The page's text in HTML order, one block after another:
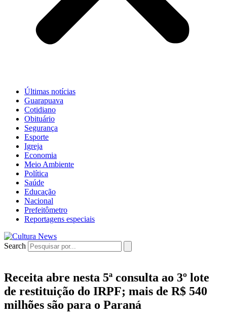
Últimas notícias
Guarapuava
Cotidiano
Obituário
Segurança
Esporte
Igreja
Economia
Meio Ambiente
Política
Saúde
Educação
Nacional
Prefeitômetro
Reportagens especiais
Search
Receita abre nesta 5ª consulta ao 3º lote
de restituição do IRPF; mais de R$ 540
milhões são para o Paraná